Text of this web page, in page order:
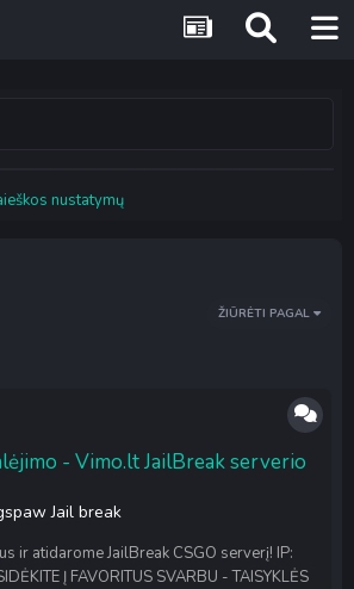
nustatymų
ŽIŪRĖTI PAGAL
- Vimo.lt JailBreak serverio
Jail break
ir atidarome JailBreak CSGO serverį! IP:
Į FAVORITUS SVARBU - TAISYKLĖS